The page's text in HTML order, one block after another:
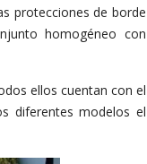
protecciones de borde
homogéneo con
ellos cuentan con el
diferentes modelos el